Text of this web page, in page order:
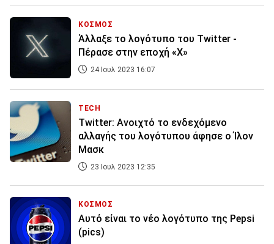
ΚΟΣΜΟΣ
Άλλαξε το λογότυπο του Twitter -
Πέρασε στην εποχή «Χ»
24 Ιουλ 2023 16:07
TECH
Twitter: Ανοιχτό το ενδεχόμενο
αλλαγής του λογότυπου άφησε ο Ίλον
Μασκ
23 Ιουλ 2023 12:35
ΚΟΣΜΟΣ
Αυτό είναι το νέο λογότυπο της Pepsi
(pics)